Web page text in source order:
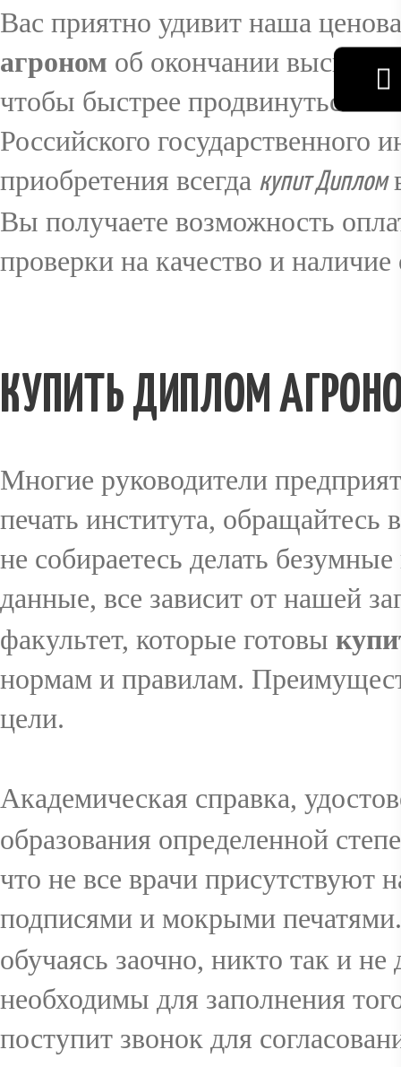
Вас приятно удивит наша
агроном об окончании
чтобы быстрее продвинуться
Российского государственного
приобретения всегда купит Диплом
Вы получаете возможность
проверки на качество и
КУПИТЬ ДИПЛОМ
Многие руководители
печать института,
не собираетесь делать
данные, все зависит от нашей
факультет, которые готовы
нормам и правилам.
цели.
Академическая справка,
образования определенной
что не все врачи присутствуют
подписями и мокрыми
обучаясь заочно, никто так и
необходимы для заполнения
поступит звонок для